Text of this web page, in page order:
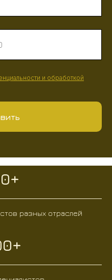
и обработкой
разных отраслей